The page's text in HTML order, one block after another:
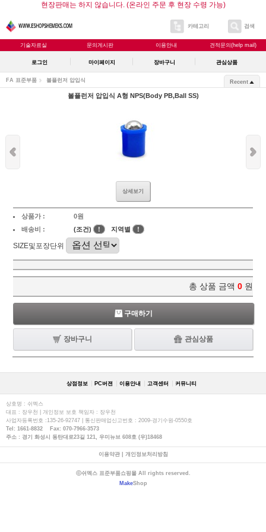
현장판매는 하지 않습니다. (온라인 주문 후 현장 수령 가능)
카테고리 검색
기술자료실 문의게시판 이용안내 견적문의(help mail)
로그인 마이페이지 장바구니 관심상품
FA 표준부품 볼플런저 압입식 Recent
볼플런저 압입식 A형 NPS(Body PB,Ball SS)
상세보기
상품가 :
0원
배송비 :
(조건) ! 지역별 !
SIZE및포장단위
총 상품 금액 0 원
구매하기
장바구니 관심상품
상점정보 PC버젼 이용안내 고객센터 커뮤니티
상호명 : 쉬멕스
대표 : 장우천 | 개인정보 보호 책임자 : 장우천
사업자등록번호 :135-26-92747 | 통신판매업신고번호 : 2009-경기수원-0550호
Tel: 1661-8832 Fax: 070-7966-3573
주소 : 경기 화성시 동탄대로23길 121, 우미뉴브 608호 (우)18468
이용약관| 개인정보처리방침
ⓒ쉬멕스 표준부품쇼핑몰 All rights reserved.
MakeShop